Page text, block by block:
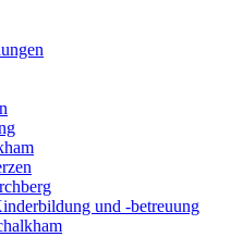
und -betreuung